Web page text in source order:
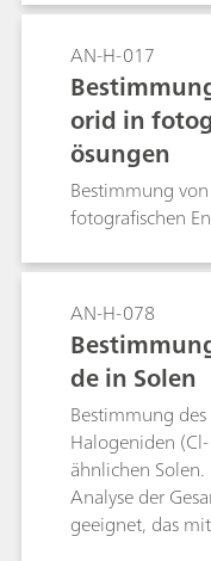
AN-H-017
orid in
ösungen
Bestimmung
fotografischen
AN-H-078
de in Solen
Bestimmung
Halogeniden
ähnlichen
Analyse der
geeignet, das